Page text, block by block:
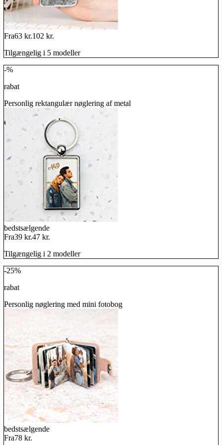
Fra63 kr.102 kr.
Tilgængelig i 5 modeller
-%
rabat
Personlig rektangulær nøglering af metal
bedstsælgende
Fra39 kr.47 kr.
Tilgængelig i 2 modeller
-25%
rabat
Personlig nøglering med mini fotobog
bedstsælgende
Fra78 kr.